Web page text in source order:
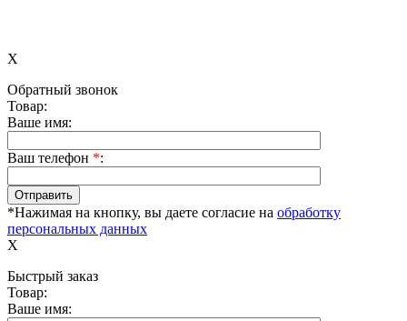
X
Обратный звонок
Товар:
Ваше имя:
Ваш телефон *:
*Нажимая на кнопку, вы даете согласие на обработку
персональных данных
X
Быстрый заказ
Товар:
Ваше имя: